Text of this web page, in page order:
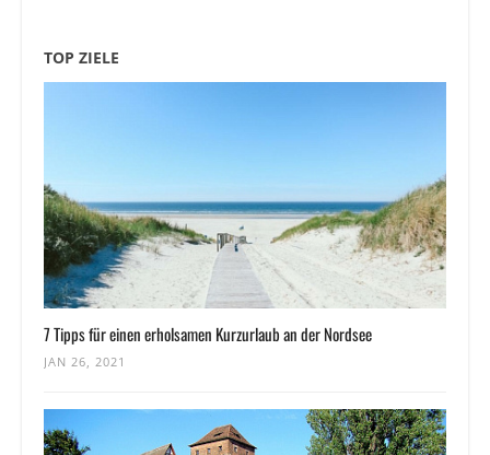
TOP ZIELE
7 Tipps für einen erholsamen Kurzurlaub an der Nordsee
JAN 26, 2021